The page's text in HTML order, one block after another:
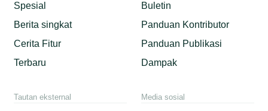
Spesial
Berita singkat
Cerita Fitur
Terbaru
Buletin
Panduan Kontributor
Panduan Publikasi
Dampak
Tautan eksternal Media sosial